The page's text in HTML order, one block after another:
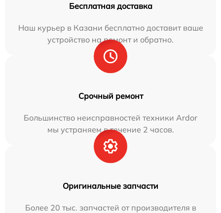
Бесплатная доставка
Наш курьер в Казани бесплатно доставит ваше
устройство на ремонт и обратно.
Срочный ремонт
Большинство неисправностей техники Ardor
мы устраняем в течение 2 часов.
Оригинальные запчасти
Более 20 тыс. запчастей от производителя в